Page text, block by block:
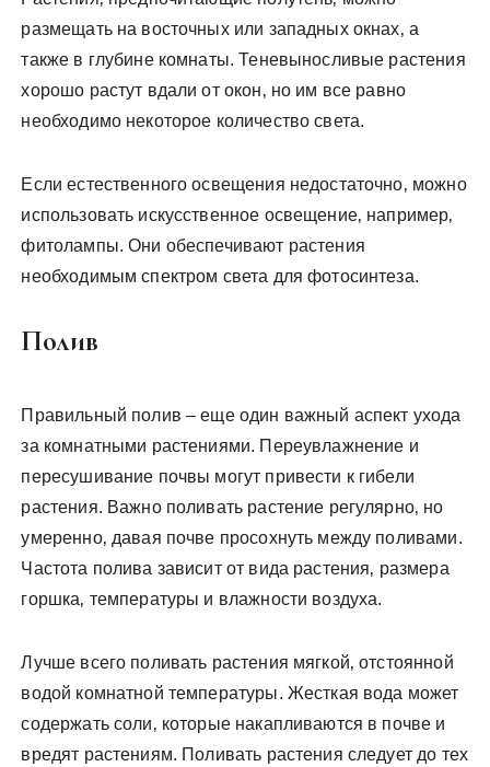
размещать на восточных или западных окнах‚ а
также в глубине комнаты. Теневыносливые растения
хорошо растут вдали от окон‚ но им все равно
необходимо некоторое количество света.
Если естественного освещения недостаточно‚ можно
использовать искусственное освещение‚ например‚
фитолампы. Они обеспечивают растения
необходимым спектром света для фотосинтеза.
Полив
Правильный полив – еще один важный аспект ухода
за комнатными растениями. Переувлажнение и
пересушивание почвы могут привести к гибели
растения. Важно поливать растение регулярно‚ но
умеренно‚ давая почве просохнуть между поливами.
Частота полива зависит от вида растения‚ размера
горшка‚ температуры и влажности воздуха.
Лучше всего поливать растения мягкой‚ отстоянной
водой комнатной температуры. Жесткая вода может
содержать соли‚ которые накапливаются в почве и
вредят растениям. Поливать растения следует до тех